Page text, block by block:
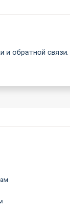
и обратной связи.